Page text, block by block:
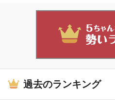
過去のランキング